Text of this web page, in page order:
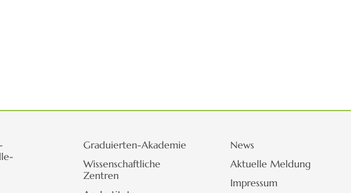
Graduierten-Akademie
Wissenschaftliche
Zentren
News
Aktuelle Meldung
Impressum